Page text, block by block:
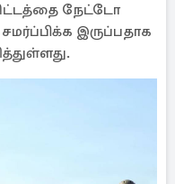
நேட்டோ
சமர்ப்பிக்க இருப்பதாக